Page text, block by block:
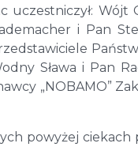
uczestniczył: Wójt
i Pan
Sława i Pan
„NOBAMO”
powyżej